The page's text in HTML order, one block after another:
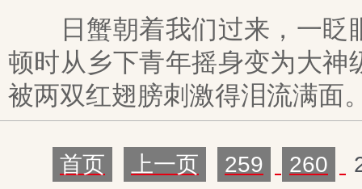
日蟹朝着我们过来，一眨
顿时从乡下青年摇身变为大
被两双红翅膀刺激得泪流满面
首页 上一页 259 260